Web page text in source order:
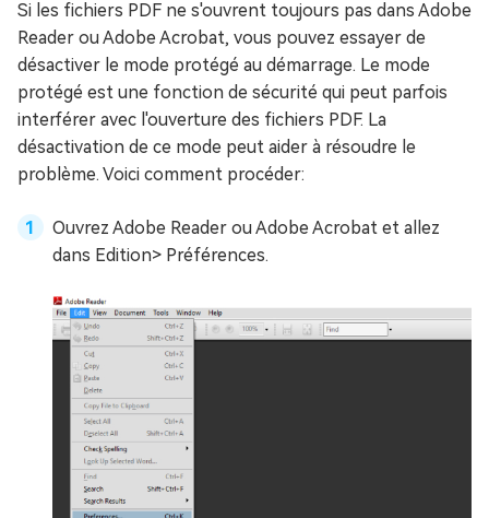
Si les fichiers PDF ne s'ouvrent toujours pas dans Adobe
Reader ou Adobe Acrobat, vous pouvez essayer de
désactiver le mode protégé au démarrage. Le mode
protégé est une fonction de sécurité qui peut parfois
interférer avec l'ouverture des fichiers PDF. La
désactivation de ce mode peut aider à résoudre le
problème. Voici comment procéder:
Ouvrez Adobe Reader ou Adobe Acrobat et allez
dans Edition> Préférences.